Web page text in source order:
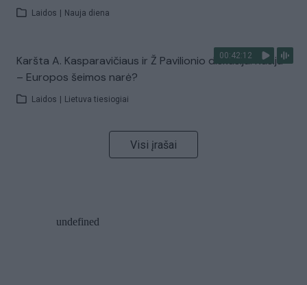
Laidos Nauja diena
00:42:12
Karšta A. Kasparavičiaus ir Ž Pavilionio diskusija: Rusija
– Europos šeimos narė?
Laidos Lietuva tiesiogiai
Visi įrašai